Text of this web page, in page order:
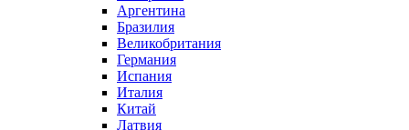
Аргентина
Бразилия
Великобритания
Германия
Испания
Италия
Китай
Латвия